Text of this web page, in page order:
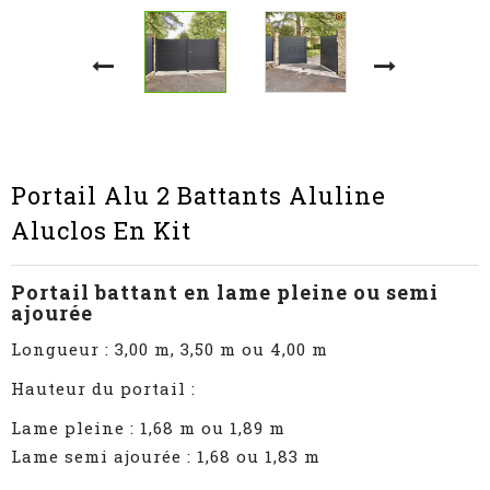
Portail Alu 2 Battants Aluline
Aluclos En Kit
Portail battant en lame pleine ou semi
ajourée
Longueur : 3,00 m, 3,50 m ou 4,00 m
Hauteur du portail :
Lame pleine : 1,68 m ou 1,89 m
Lame semi ajourée : 1,68 ou 1,83 m